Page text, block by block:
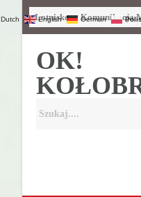
Lotnisko Komunikacja
OK!
Dutch English German